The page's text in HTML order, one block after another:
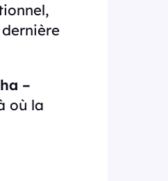
–
où la